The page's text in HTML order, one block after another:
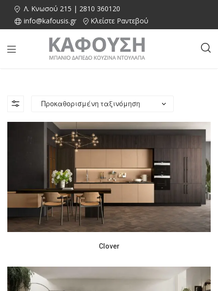
Λ. Κνωσού 215 | 2810 360120
info@kafousis.gr
Κλείστε Ραντεβού
Clover